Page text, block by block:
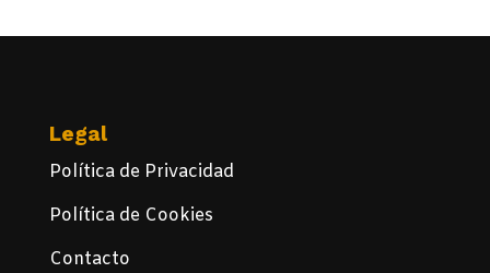
Legal
Política de Privacidad
Política de Cookies
Contacto